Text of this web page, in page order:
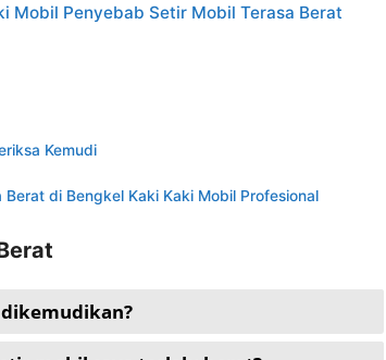
Mobil Penyebab Setir Mobil Terasa Berat
Kemudi
di Bengkel Kaki Kaki Mobil Profesional